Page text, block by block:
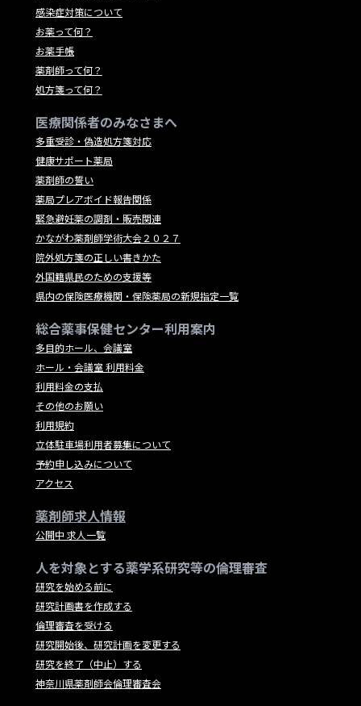
感染症対策について
お薬って何？
お薬手帳
薬剤師って何？
処方箋って何？
医療関係者のみなさまへ
多重受診・偽造処方箋対応
健康サポート薬局
薬剤師の誓い
薬局プレアボイド報告関係
緊急避妊薬の調剤・販売関連
かながわ薬剤師学術大会２０２７
院外処方箋の正しい書きかた
外国籍県民のための支援等
県内の保険医療機関・保険薬局の新規指定一覧
総合薬事保健センター利用案内
多目的ホール、会議室
ホール・会議室 利用料金
利用料金の支払
その他のお願い
利用規約
立体駐車場利用者募集について
予約申し込みについて
アクセス
薬剤師求人情報
公開中 求人一覧
人を対象とする薬学系研究等の倫理審査
研究を始める前に
研究計画書を作成する
倫理審査を受ける
研究開始後、研究計画を変更する
研究を終了（中止）する
神奈川県薬剤師会倫理審査会